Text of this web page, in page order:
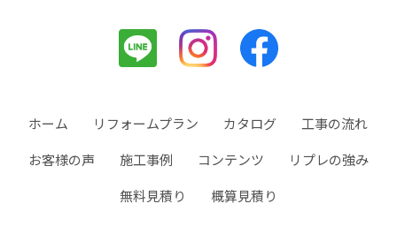
ホーム リフォームプラン カタログ
工事の流れ
お客様の声
施工事例 コンテンツ
リプレの強み
無料見積り
概算見積り